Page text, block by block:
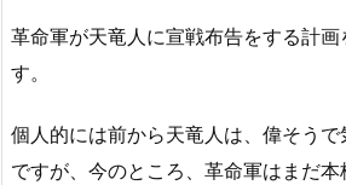
革命軍が天竜人に宣戦布告をする計
す。
個人的には前から天竜人は、偉そう
ですが、今のところ、革命軍はまだ